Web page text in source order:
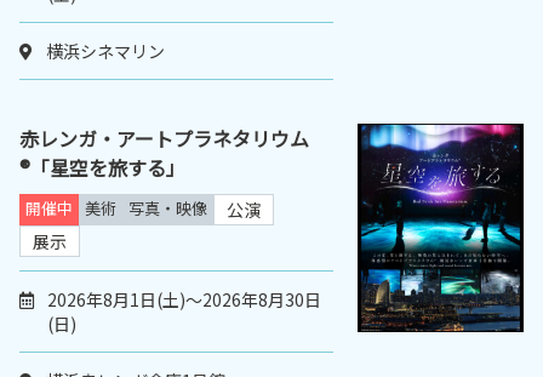
横浜シネマリン
赤レンガ・アートプラネタリウム
®「星空を旅する」
開催中 美術 写真・映像
公演
展示
2026年8月1日(土)～2026年8月30日
(日)